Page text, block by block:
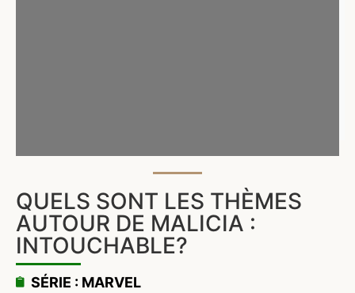
QUELS SONT LES THÈMES
AUTOUR DE MALICIA :
INTOUCHABLE?
SÉRIE : MARVEL